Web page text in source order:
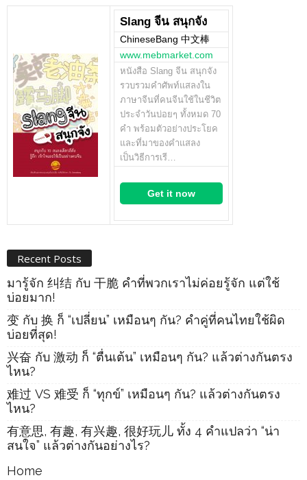
Slang จีน สนุกจัง
ChineseBang 中文棒
www.mebmarket.com
หนังสือ Slang จีน สนุกจัง
รวบรวมคำศัพท์แสลงใน
ภาษาจีนที่คนจีนใช้ในชีวิต
ประจำวันบ่อยๆ ทั้งหมด 70
คำ พร้อมตัวอย่างประโยค
และที่มาของคำแสลง
เป็นวิธีการเรี…
Get it now
Recent Posts
มารู้จัก 纠结 กับ 干脆 คำที่พวกเราไม่ค่อยรู้จัก แต่ใช้
บ่อยมาก!
变 กับ 换 ก็ “เปลี่ยน” เหมือนๆ กัน? คำคู่ที่คนไทยใช้ผิด
บ่อยที่สุด!
兴奋 กับ 激动 ก็ “ตื่นเต้น” เหมือนๆ กัน? แล้วต่างกันตรง
ไหน?
难过 VS 难受 ก็ “ทุกข์” เหมือนๆ กัน? แล้วต่างกันตรง
ไหน?
有意思, 有趣, 有兴趣, 很好玩儿 ทั้ง 4 คำแปลว่า “น่า
สนใจ” แล้วต่างกันอย่างไร?
Home